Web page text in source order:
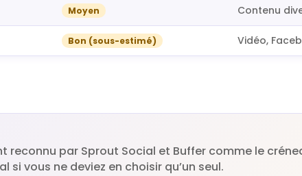
Moyen Contenu
Bon (sous-estimé) Vidéo,
reconnu par Sprout Social et Buffer comme le
si vous ne deviez en choisir qu’un seul.